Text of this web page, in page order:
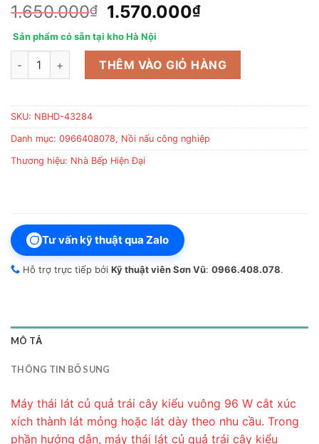
1.650.000₫
Giá
gốc
là:
1.650.000₫.
1.570.000₫Giá
tại
là:
1.570.000₫.
Sản phẩm có sẵn tại kho Hà Nội
Máy thái lát củ quả trái cây kiểu vuông 96 W số lượng
THÊM VÀO GIỎ HÀNG
SKU: NBHD-43284
Danh mục: 0966408078, Nồi nấu công nghiệp
Thương hiệu: Nhà Bếp Hiện Đại
Tư vấn kỹ thuật qua Zalo
Hỗ trợ trực tiếp bởi Kỹ thuật viên Sơn Vũ: 0966.408.078.
MÔ TẢ
THÔNG TIN BỔ SUNG
Máy thái lát củ quả trái cây kiểu vuông 96 W cắt xúc
xích thành lát mỏng hoặc lát dày theo nhu cầu. Trong
phần hướng dẫn, máy thái lát củ quả trái cây kiểu